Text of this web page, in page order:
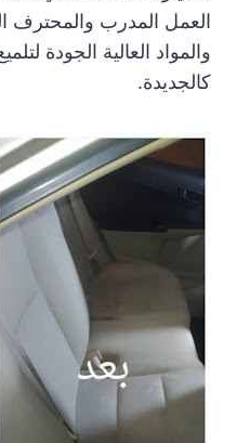
العمل المدرب والمحترف
والمواد العالية الجودة
كالجديدة.